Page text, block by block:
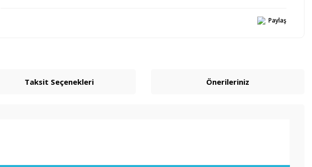
Paylaş
Taksit Seçenekleri Önerileriniz